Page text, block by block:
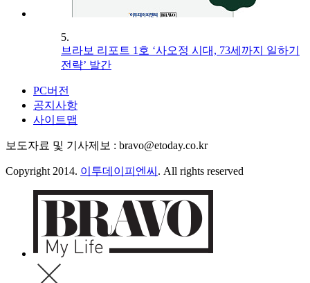
5.
브라보 리포트 1호 ‘사오정 시대, 73세까지 일하기
전략’ 발간
PC버전
공지사항
사이트맵
보도자료 및 기사제보 : bravo@etoday.co.kr
Copyright 2014. 이투데이피엔씨 . All rights reserved